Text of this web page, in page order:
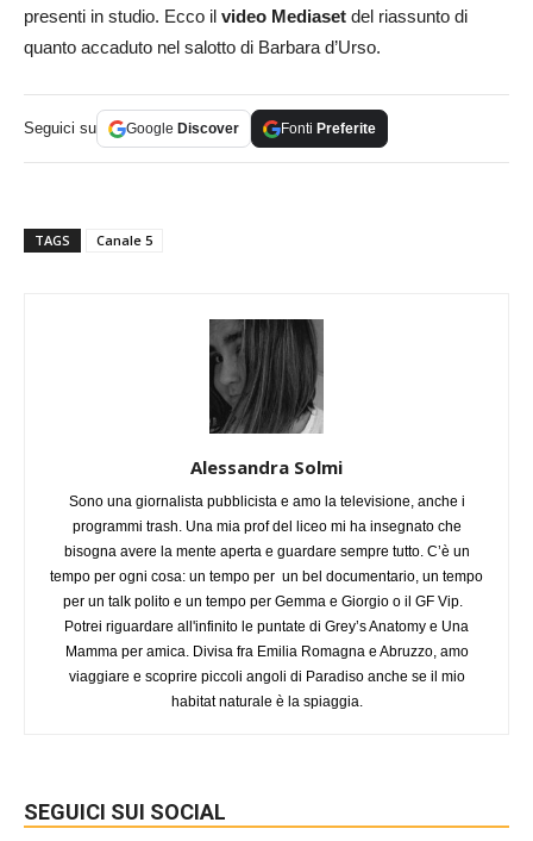
presenti in studio. Ecco il video Mediaset del riassunto di
quanto accaduto nel salotto di Barbara d’Urso.
Seguici su Google Discover Fonti Preferite
TAGS Canale 5
Alessandra Solmi
Sono una giornalista pubblicista e amo la televisione, anche i
programmi trash. Una mia prof del liceo mi ha insegnato che
bisogna avere la mente aperta e guardare sempre tutto. C’è un
tempo per ogni cosa: un tempo per un bel documentario, un tempo
per un talk polito e un tempo per Gemma e Giorgio o il GF Vip.
Potrei riguardare all'infinito le puntate di Grey’s Anatomy e Una
Mamma per amica. Divisa fra Emilia Romagna e Abruzzo, amo
viaggiare e scoprire piccoli angoli di Paradiso anche se il mio
habitat naturale è la spiaggia.
SEGUICI SUI SOCIAL